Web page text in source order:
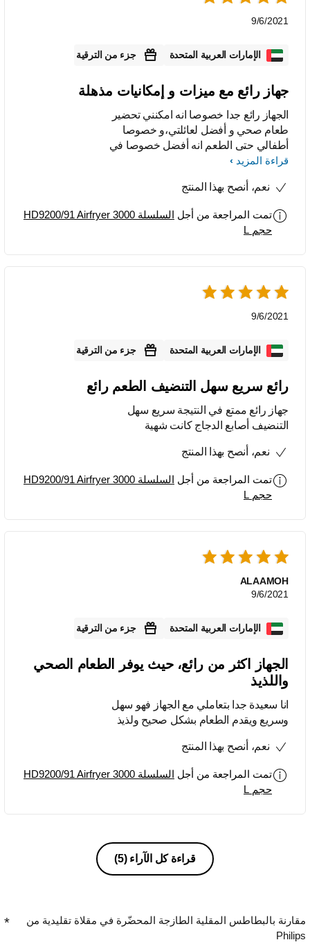
9/6/2021
الإمارات العربية المتحدة جزء من الترقية
جهاز رائع مع ميزات و إمكانيات مذهلة
الجهاز رائع جدا خصوصا انه امكنني تحضير
طعام صحي و أفضل لعائلتي،و خصوصا
أطفالي حتى الطعم انه أفضل خصوصا في
البطاطا المقلية حيث انها خفيفة و
باستخدام بعض الوصفات الصحية متل
القرنبيط المقلي و الدجاج المشوي. و
استخدامه سهلا جدا غير معقد.
قراءة المزيد
نعم، أنصح بهذا المنتج
تمت المراجعة من أجل
السلسلة 3000 HD9200/91 Airfryer
حجم L
9/6/2021
الإمارات العربية المتحدة جزء من الترقية
رائع سريع سهل التنضيف الطعم رائع
جهاز رائع ممتع في النتيجة سريع سهل
التنضيف أصابع الدجاج كانت شهية
نعم، أنصح بهذا المنتج
تمت المراجعة من أجل
السلسلة 3000 HD9200/91 Airfryer
حجم L
ALAAMOH
9/6/2021
الإمارات العربية المتحدة جزء من الترقية
الجهاز اكثر من رائع، حيث يوفر الطعام الصحي
واللذيذ
انا سعيدة جدا بتعاملي مع الجهاز فهو سهل
وسريع ويقدم الطعام بشكل صحيح ولذيذ
نعم، أنصح بهذا المنتج
تمت المراجعة من أجل
السلسلة 3000 HD9200/91 Airfryer
حجم L
قراءة كل الآراء(5)
مقارنة بالبطاطس المقلية الطازجة المحضّرة في مقلاة تقليدية من
Philips